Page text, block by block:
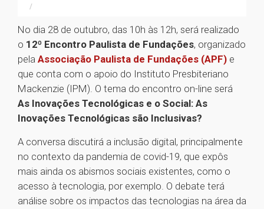
No dia 28 de outubro, das 10h às 12h, será realizado
o 12º Encontro Paulista de Fundações, organizado
pela Associação Paulista de Fundações (APF) e
que conta com o apoio do Instituto Presbiteriano
Mackenzie (IPM). O tema do encontro on-line será
As Inovações Tecnológicas e o Social: As
Inovações Tecnológicas são Inclusivas?
A conversa discutirá a inclusão digital, principalmente
no contexto da pandemia de covid-19, que expôs
mais ainda os abismos sociais existentes, como o
acesso à tecnologia, por exemplo. O debate terá
análise sobre os impactos das tecnologias na área da